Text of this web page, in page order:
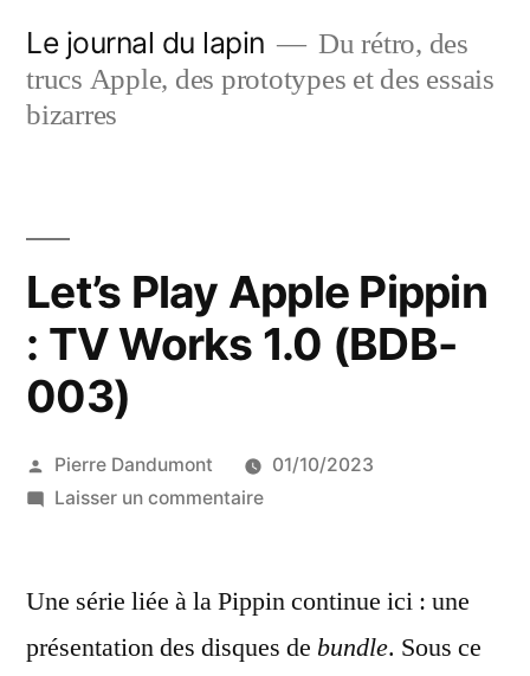
contenu
Le journal du lapin
Du rétro, des
trucs Apple, des prototypes et des essais
bizarres
Let’s Play Apple Pippin
: TV Works 1.0 (BDB-
003)
Publié
par
Pierre Dandumont
01/10/2023
Laisser un commentairesur
Apple
:
Une série liée à la Pippin continue ici : une
présentation des disques de bundle. Sous ce